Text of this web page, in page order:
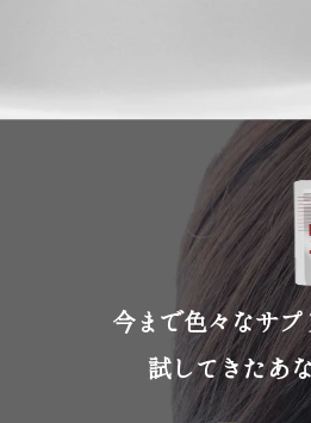
今まで色々なサ
試してきたあ